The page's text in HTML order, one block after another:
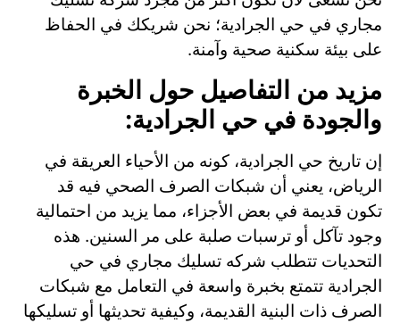
مجاري في حي الجرادية؛ نحن شريكك في الحفاظ
على بيئة سكنية صحية وآمنة.
مزيد من التفاصيل حول الخبرة
والجودة في حي الجرادية:
إن تاريخ حي الجرادية، كونه من الأحياء العريقة في
الرياض، يعني أن شبكات الصرف الصحي فيه قد
تكون قديمة في بعض الأجزاء، مما يزيد من احتمالية
وجود تآكل أو ترسبات صلبة على مر السنين. هذه
التحديات تتطلب شركه تسليك مجاري في حي
الجرادية تتمتع بخبرة واسعة في التعامل مع شبكات
الصرف ذات البنية القديمة، وكيفية تحديثها أو تسليكها